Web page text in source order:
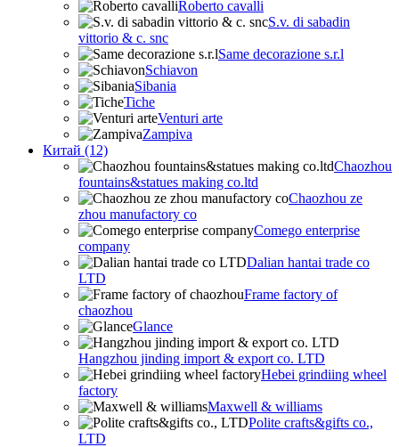
Roberto cavalli
S.v. di sabadin
vittorio & c. snc
Same decorazione s.r.l
Schiavon
Sibania
Tiche
Venturi arte
Zampiva
Китай (12)
Chaozhou
fountains&statues making co.ltd
Chaozhou ze
zhou manufactory co
Comego enterprise
company
Dalian hantai trade co
LTD
Frame factory of
chaozhou
Glance
Hangzhou jinding import & export co. LTD
Hebei grindiing wheel
factory
Maxwell & williams
Polite crafts&gifts co.,
LTD